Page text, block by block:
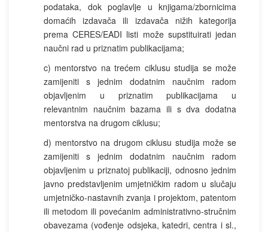
podataka, dok poglavlje u knjigama/zbornicima
domaćih izdavača ili izdavača nižih kategorija
prema CERES/EADI listi može supstituirati jedan
naučni rad u priznatim publikacijama;
c) mentorstvo na trećem ciklusu studija se može
zamijeniti s jednim dodatnim naučnim radom
objavljenim u priznatim publikacijama u
relevantnim naučnim bazama ili s dva dodatna
mentorstva na drugom ciklusu;
d) mentorstvo na drugom ciklusu studija može se
zamijeniti s jednim dodatnim naučnim radom
objavljenim u priznatoj publikaciji, odnosno jednim
javno predstavljenim umjetničkim radom u slučaju
umjetničko-nastavnih zvanja i projektom, patentom
ili metodom ili povećanim administrativno-stručnim
obavezama (vođenje odsjeka, katedri, centra i sl.,